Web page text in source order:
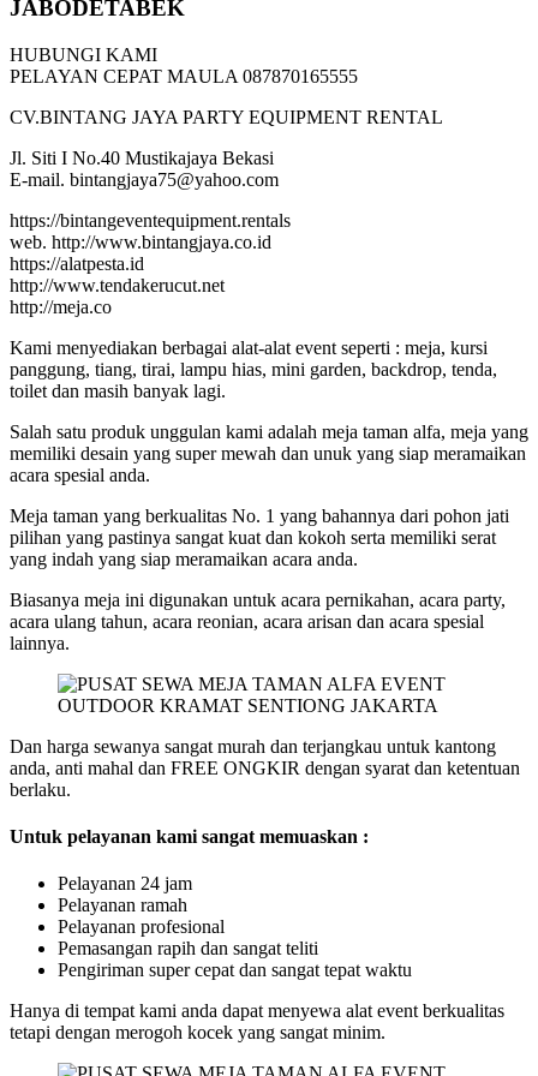
JABODETABEK
HUBUNGI KAMI
PELAYAN CEPAT MAULA 087870165555
CV.BINTANG JAYA PARTY EQUIPMENT RENTAL
Jl. Siti I No.40 Mustikajaya Bekasi
E-mail. bintangjaya75@yahoo.com
https://bintangeventequipment.rentals
web. http://www.bintangjaya.co.id
https://alatpesta.id
http://www.tendakerucut.net
http://meja.co
Kami menyediakan berbagai alat-alat event seperti : meja, kursi
panggung, tiang, tirai, lampu hias, mini garden, backdrop, tenda,
toilet dan masih banyak lagi.
Salah satu produk unggulan kami adalah meja taman alfa, meja yang
memiliki desain yang super mewah dan unuk yang siap meramaikan
acara spesial anda.
Meja taman yang berkualitas No. 1 yang bahannya dari pohon jati
pilihan yang pastinya sangat kuat dan kokoh serta memiliki serat
yang indah yang siap meramaikan acara anda.
Biasanya meja ini digunakan untuk acara pernikahan, acara party,
acara ulang tahun, acara reonian, acara arisan dan acara spesial
lainnya.
Dan harga sewanya sangat murah dan terjangkau untuk kantong
anda, anti mahal dan FREE ONGKIR dengan syarat dan ketentuan
berlaku.
Untuk pelayanan kami sangat memuaskan :
Pelayanan 24 jam
Pelayanan ramah
Pelayanan profesional
Pemasangan rapih dan sangat teliti
Pengiriman super cepat dan sangat tepat waktu
Hanya di tempat kami anda dapat menyewa alat event berkualitas
tetapi dengan merogoh kocek yang sangat minim.